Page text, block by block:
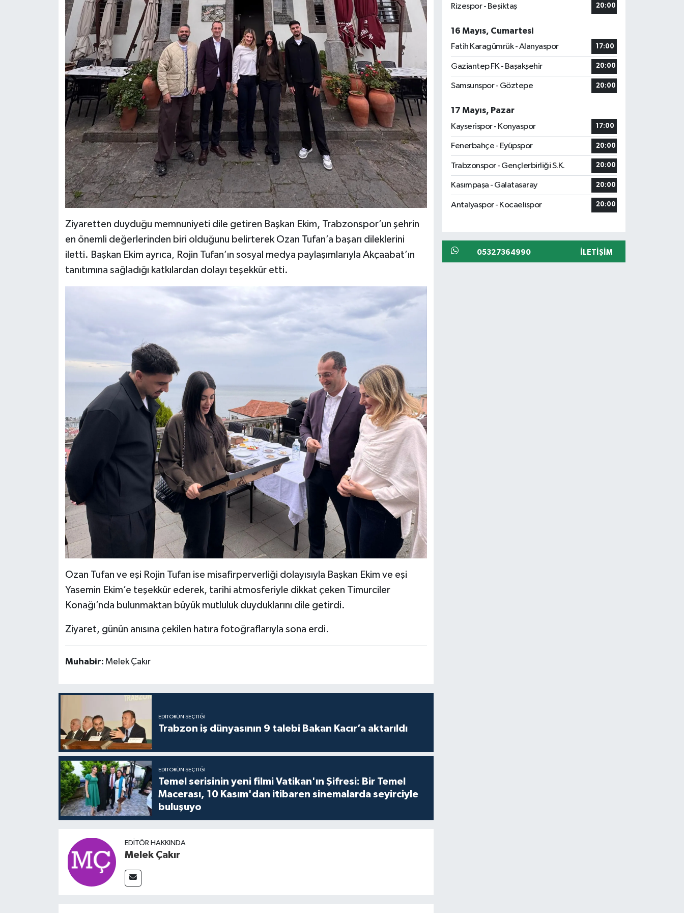
Ziyaretten duyduğu memnuniyeti dile getiren Başkan Ekim, Trabzonspor’un şehrin
en önemli değerlerinden biri olduğunu belirterek Ozan Tufan’a başarı dileklerini
iletti. Başkan Ekim ayrıca, Rojin Tufan’ın sosyal medya paylaşımlarıyla Akçaabat’ın
tanıtımına sağladığı katkılardan dolayı teşekkür etti.
Ozan Tufan ve eşi Rojin Tufan ise misafirperverliği dolayısıyla Başkan Ekim ve eşi
Yasemin Ekim’e teşekkür ederek, tarihi atmosferiyle dikkat çeken Timurciler
Konağı’nda bulunmaktan büyük mutluluk duyduklarını dile getirdi.
Ziyaret, günün anısına çekilen hatıra fotoğraflarıyla sona erdi.
Muhabir: Melek Çakır
EDITÖRÜN SEÇTIĞI
Trabzon iş dünyasının 9 talebi Bakan Kacır’a aktarıldı
EDITÖRÜN SEÇTIĞI
Temel serisinin yeni filmi Vatikan'ın Şifresi: Bir Temel
Macerası, 10 Kasım'dan itibaren sinemalarda seyirciyle
buluşuyo
EDITÖR HAKKINDA
Melek Çakır
Rizespor - Beşiktaş 20:00
16 Mayıs, Cumartesi
Fatih Karagümrük - Alanyaspor
17:00
Gaziantep FK - Başakşehir 20:00
Samsunspor - Göztepe 20:00
17 Mayıs, Pazar
Kayserispor - Konyaspor
17:00
Fenerbahçe - Eyüpspor 20:00
Trabzonspor - Gençlerbirliği S.K. 20:00
Kasımpaşa - Galatasaray 20:00
Antalyaspor - Kocaelispor 20:00
05327364990 İLETIŞIM